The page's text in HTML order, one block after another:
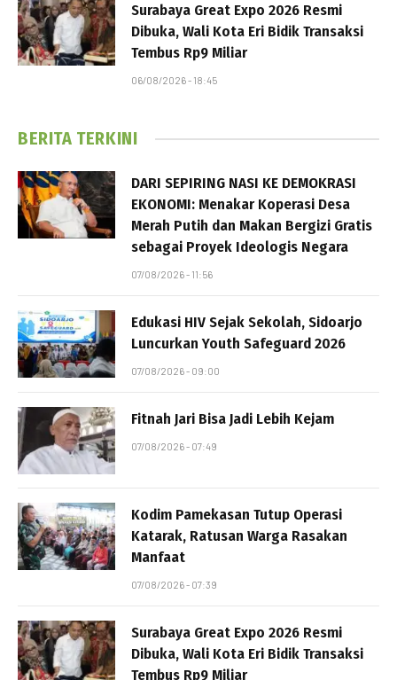
Surabaya Great Expo 2026 Resmi
Dibuka, Wali Kota Eri Bidik Transaksi
Tembus Rp9 Miliar
06/08/2026 - 18:45
BERITA TERKINI
DARI SEPIRING NASI KE DEMOKRASI
EKONOMI: Menakar Koperasi Desa
Merah Putih dan Makan Bergizi Gratis
sebagai Proyek Ideologis Negara
07/08/2026 - 11:56
Edukasi HIV Sejak Sekolah, Sidoarjo
Luncurkan Youth Safeguard 2026
07/08/2026 - 09:00
Fitnah Jari Bisa Jadi Lebih Kejam
07/08/2026 - 07:49
Kodim Pamekasan Tutup Operasi
Katarak, Ratusan Warga Rasakan
Manfaat
07/08/2026 - 07:39
Surabaya Great Expo 2026 Resmi
Dibuka, Wali Kota Eri Bidik Transaksi
Tembus Rp9 Miliar